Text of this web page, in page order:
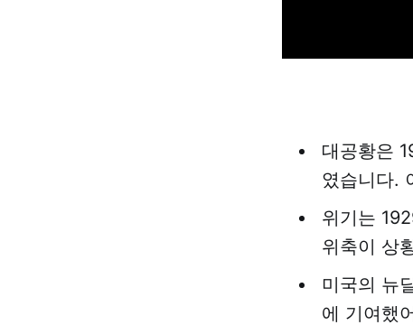
대공황은
였습니다.
위기는
위축이 상
미국의 뉴
에 기여했